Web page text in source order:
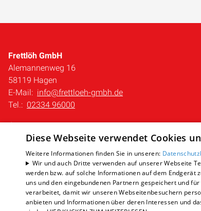
Frettlöh GmbH
Alemannenweg 16
58119 Hagen
E-Mail: info@frettloeh-gmbh.de
Tel.: 02334 96000
Impressum
Datenschutzerklärung
AGB
Barrierefreiheitserklärung
Diese Webseite verwendet Cookies
Weitere Informationen finden Sie in unseren:
Wir und auch Dritte verwenden auf unserer Webseite
werden bzw. auf solche Informationen auf dem Endgerät
uns und den eingebundenen Partnern gespeichert und
verarbeitet, damit wir unseren Webseitenbesuchern
anbieten und Informationen über deren Interessen und